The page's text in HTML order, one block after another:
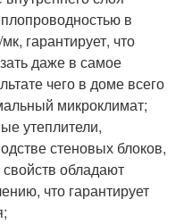
в
гарантирует, что
даже в самое
чего в доме всего
микроклимат;
утеплители,
стеновых блоков,
обладают
что гарантирует